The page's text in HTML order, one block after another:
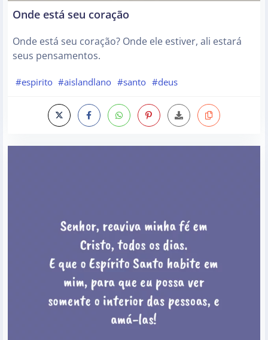
Onde está seu coração
Onde está seu coração? Onde ele estiver, ali estará
seus pensamentos.
#espirito #aislandlano #santo #deus